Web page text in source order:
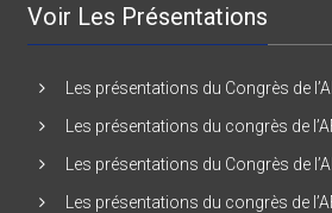
Voir Les Présentations
Les présentations du Congrès de
Les présentations du congrès de
Les présentations du Congrès de
Les présentations du congrès de